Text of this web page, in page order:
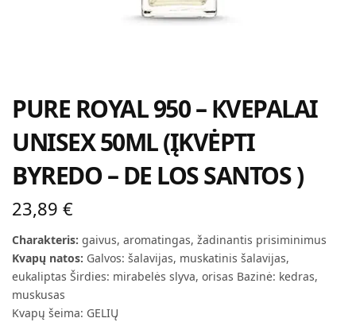
PURE ROYAL 950 – КVEPALAI
UNISEX 50ML (ĮKVĖPTI
BYREDO – DE LOS SANTOS )
23,89€
Charakteris: gaivus, aromatingas, žadinantis prisiminimus
Kvapų natos: Galvos: šalavijas, muskatinis šalavijas,
eukaliptas Širdies: mirabelės slyva, orisas Bazinė: kedras,
muskusas
Kvapų šeima: GELIŲ